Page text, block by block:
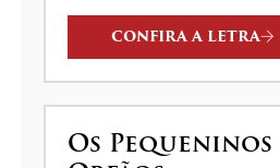
CONFIRA A LETRA
Os Pequeninos